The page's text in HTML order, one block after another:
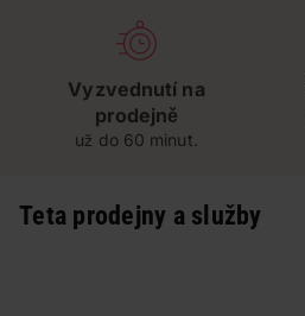
Vyzvednutí na
prodejně
už do 60 minut.
Teta prodejny a služby